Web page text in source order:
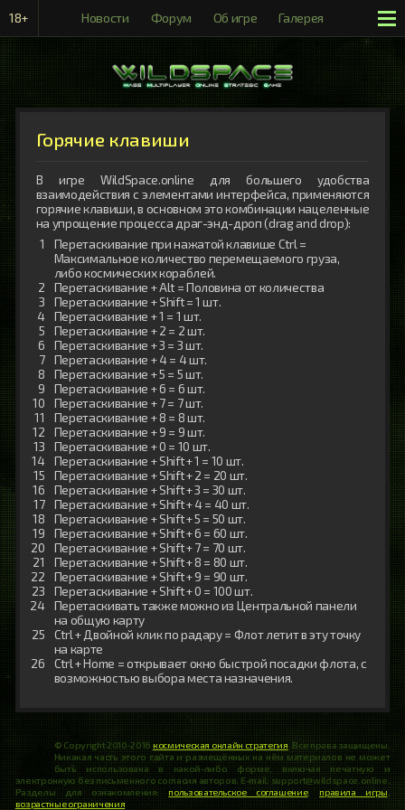
18+ Новости Форум Об игре Галерея
Горячие клавиши
В игре WildSpace.online для большего удобства
взаимодействия с элементами интерфейса, применяются
горячие клавиши, в основном это комбинации нацеленные
на упрощение процесса драг-энд-дроп (drag and drop):
Перетаскивание при нажатой клавише Ctrl =
Максимальное количество перемещаемого груза,
либо космических кораблей.
Перетаскивание + Alt = Половина от количества
Перетаскивание + Shift = 1 шт.
Перетаскивание + 1 = 1 шт.
Перетаскивание + 2 = 2 шт.
Перетаскивание + 3 = 3 шт.
Перетаскивание + 4 = 4 шт.
Перетаскивание + 5 = 5 шт.
Перетаскивание + 6 = 6 шт.
Перетаскивание + 7 = 7 шт.
Перетаскивание + 8 = 8 шт.
Перетаскивание + 9 = 9 шт.
Перетаскивание + 0 = 10 шт.
Перетаскивание + Shift + 1 = 10 шт.
Перетаскивание + Shift + 2 = 20 шт.
Перетаскивание + Shift + 3 = 30 шт.
Перетаскивание + Shift + 4 = 40 шт.
Перетаскивание + Shift + 5 = 50 шт.
Перетаскивание + Shift + 6 = 60 шт.
Перетаскивание + Shift + 7 = 70 шт.
Перетаскивание + Shift + 8 = 80 шт.
Перетаскивание + Shift + 9 = 90 шт.
Перетаскивание + Shift + 0 = 100 шт.
Перетаскивать также можно из Центральной панели
на общую карту
Ctrl + Двойной клик по радару = Флот летит в эту точку
на карте
Ctrl + Home = открывает окно быстрой посадки флота, с
возможностью выбора места назначения.
© Copyright 2010-2016космическая онлайн стратегия. Все права защищены.
Никакая часть этого сайта и размещённых на нём материалов не может
быть использована в какой-либо форме, включая печатную и
электронную без письменного согласия авторов. E-mail: support@wildspace.online.
Разделы для ознакомления:пользовательское соглашение, правила игры,
возрастные ограничения